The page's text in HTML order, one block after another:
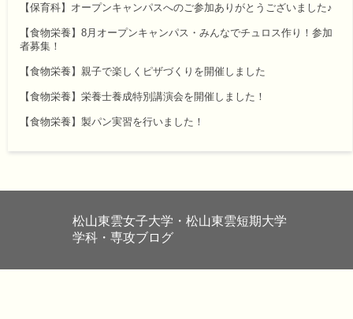
【保育科】オープンキャンパスへのご参加ありがとうございました♪
【食物栄養】8月オープンキャンパス・みんなでチュロス作り！参加
者募集！
【食物栄養】親子で楽しくピザづくりを開催しました
【食物栄養】栄養士養成特別講演会を開催しました！
【食物栄養】製パン実習を行いました！
松山東雲女子大学・松山東雲短期大学
学科・専攻ブログ